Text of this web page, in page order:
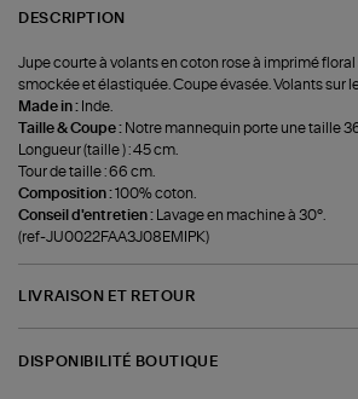
DESCRIPTION
Jupe courte à volants en coton rose à imprimé floral
smockée et élastiquée. Coupe évasée. Volants sur
Made in : Inde.
Taille & Coupe : Notre mannequin porte une taille
Longueur (taille ) : 45 cm.
Tour de taille : 66 cm.
Composition :100% coton.
Conseil d'entretien :
Lavage en machine à 30°.
(ref-JU0022FAA3J08EMIPK)
LIVRAISON ET RETOUR
DISPONIBILITÉ BOUTIQUE